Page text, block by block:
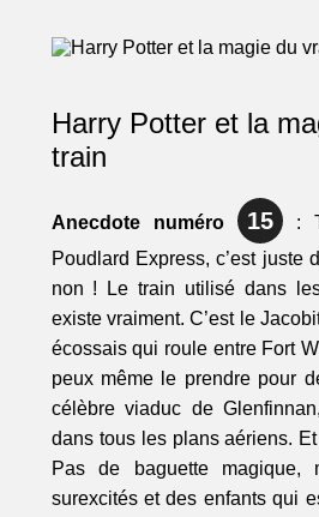
Harry Potter et la
train
Anecdote numéro 15 :
Poudlard Express, c’est juste
non ! Le train utilisé dans
existe vraiment. C’est le
écossais qui roule entre Fort
peux même le prendre pour
célèbre viaduc de
dans tous les plans aériens.
Pas de baguette magique,
surexcités et des enfants qui